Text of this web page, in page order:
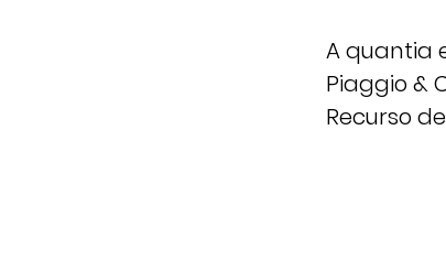
A quantia
Piaggio &
Recurso